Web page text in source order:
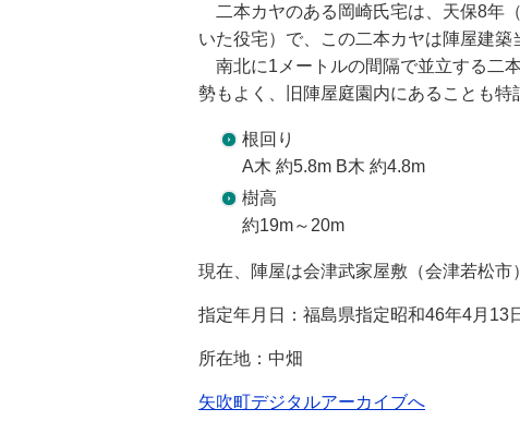
二本カヤのある岡崎氏宅は、天保8年
いた役宅）で、この二本カヤは陣屋建
南北に1メートルの間隔で並立する二
勢もよく、旧陣屋庭園内にあることも
根回り
A木 約5.8m B木 約4.8m
樹高
約19m～20m
現在、陣屋は会津武家屋敷（会津若松市
指定年月日：福島県指定昭和46年4月13
所在地：中畑
矢吹町デジタルアーカイブへ